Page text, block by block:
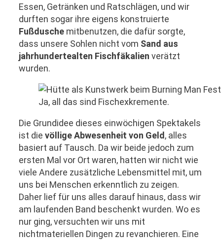
Essen, Getränken und Ratschlägen, und wir
durften sogar ihre eigens konstruierte
Fußdusche mitbenutzen, die dafür sorgte,
dass unsere Sohlen nicht vom Sand aus
jahrhundertealten Fischfäkalien verätzt
wurden.
Ja, all das sind Fischexkremente.
Die Grundidee dieses einwöchigen Spektakels
ist die völlige Abwesenheit von Geld, alles
basiert auf Tausch. Da wir beide jedoch zum
ersten Mal vor Ort waren, hatten wir nicht wie
viele Andere zusätzliche Lebensmittel mit, um
uns bei Menschen erkenntlich zu zeigen.
Daher lief für uns alles darauf hinaus, dass wir
am laufenden Band beschenkt wurden. Wo es
nur ging, versuchten wir uns mit
nichtmateriellen Dingen zu revanchieren. Eine